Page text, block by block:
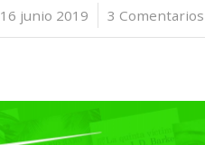
16 junio 2019
/ 3 Comentarios